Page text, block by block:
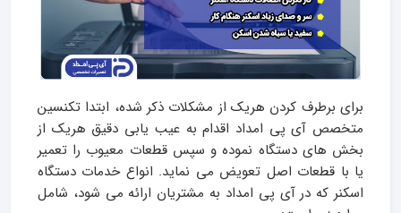
برای برطرف کردن هریک از مشکلات ذکر شده، ابتدا تکنسین
متخصص آی پی امداد اقدام به عیب یابی دقیق هریک از
بخش های دستگاه نموده و سپس قطعات معیوب را تعمیر
یا با قطعات اصل تعویض می نماید. انواع خدمات دستگاه
اسکنر که در آی پی امداد به مشتریان ارائه می شود، شامل